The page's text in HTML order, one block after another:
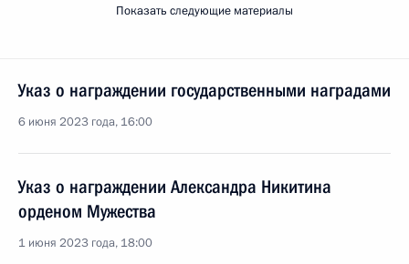
Показать следующие материалы
Указ о награждении государственными наградами
6 июня 2023 года, 16:00
Указ о награждении Александра Никитина
орденом Мужества
1 июня 2023 года, 18:00